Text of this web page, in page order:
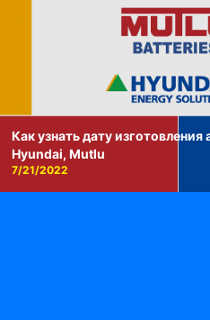
Как узнать дату изготовления
Hyundai, Mutlu
7/21/2022